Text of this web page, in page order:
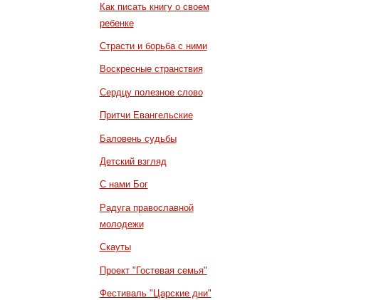
Как писать книгу о своем
ребенке
Страсти и борьба с ними
Воскресные странствия
Сердцу полезное слово
Притчи Евангельские
Баловень судьбы
Детский взгляд
С нами Бог
Радуга православной
молодежи
Скауты
Проект "Гостевая семья"
Фестиваль "Царские дни"